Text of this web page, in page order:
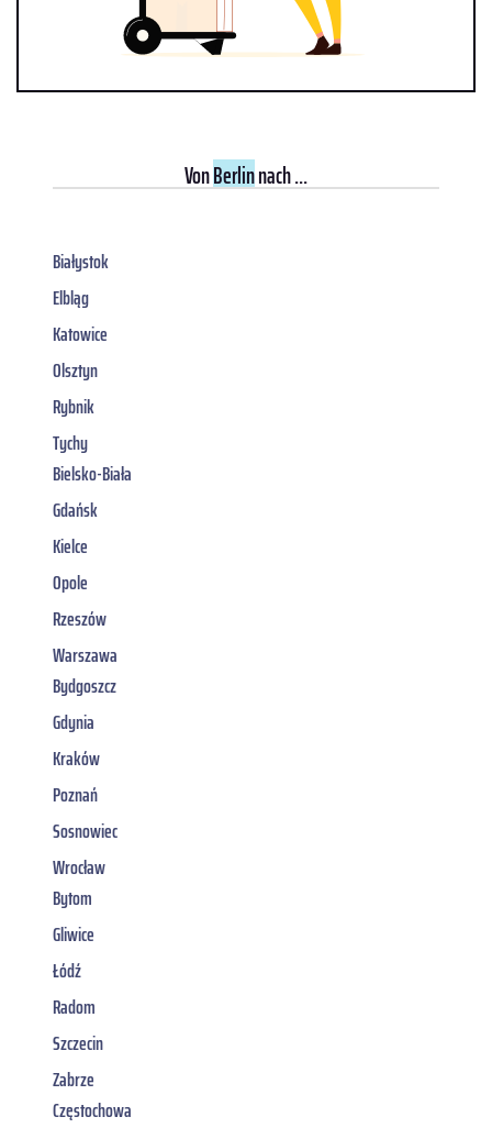
VonBerlinnach ...
Białystok
Elbląg
Katowice
Olsztyn
Rybnik
Tychy
Bielsko-Biała
Gdańsk
Kielce
Opole
Rzeszów
Warszawa
Bydgoszcz
Gdynia
Kraków
Poznań
Sosnowiec
Wrocław
Bytom
Gliwice
Łódź
Radom
Szczecin
Zabrze
Częstochowa